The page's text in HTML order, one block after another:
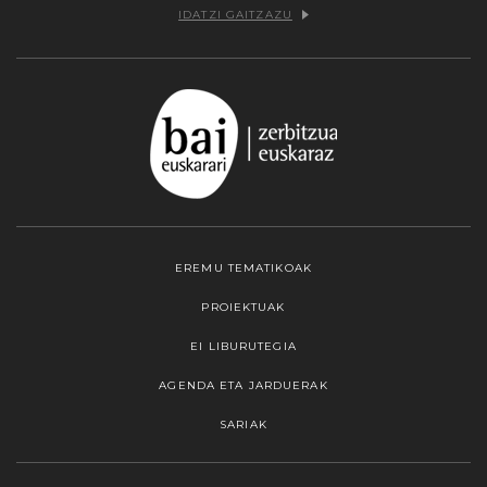
IDATZI GAITZAZU
EREMU TEMATIKOAK
PROIEKTUAK
EI LIBURUTEGIA
AGENDA ETA JARDUERAK
SARIAK